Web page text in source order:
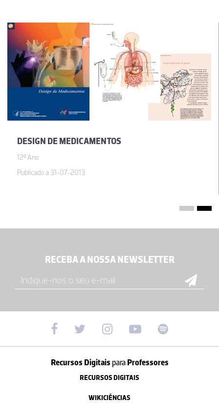
DESIGN DE MEDICAMENTOS
12º Ano
Publicado a 31-07-2013
RECEBA A NOSSA NEWSLETTER
Recursos Digitais paraProfessores
RECURSOS DIGITAIS
WIKICIÊNCIAS